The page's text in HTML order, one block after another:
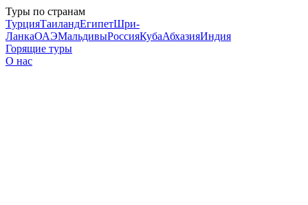
Туры по странам
ТурцияТаиландЕгипетШри-
ЛанкаОАЭМальдивыРоссияКубаАбхазияИндия
Горящие туры
О нас